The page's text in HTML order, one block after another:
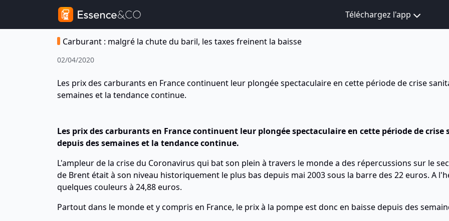
Téléchargez l'app
Carburant : malgré la chute du baril, les taxes freinent la baisse
02/04/2020
Les prix des carburants en France continuent leur plongée spectaculaire en cette période de crise
semaines et la tendance continue.
Les prix des carburants en France continuent leur plongée spectaculaire en cette période de
depuis des semaines et la tendance continue.
L'ampleur de la crise du Coronavirus qui bat son plein à travers le monde a des répercussions sur le
de Brent était à son niveau historiquement le plus bas depuis mai 2003 sous la barre des 22 euros. A
quelques couleurs à 24,88 euros.
Partout dans le monde et y compris en France, le prix à la pompe est donc en baisse depuis des